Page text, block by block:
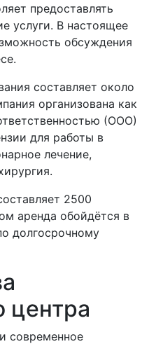
предоставлять
услуги. В настоящее
обсуждения
составляет около
организована как
(ООО)
для работы в
лечение,
2500
аренда обойдётся в
долгосрочному
центра
современное